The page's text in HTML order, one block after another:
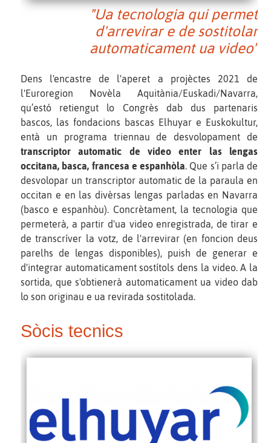
"Ua tecnologia qui permet
d'arrevirar e de sostitolar
automaticament ua video"
Dens l'encastre de l'aperet a projèctes 2021 de
l'Euroregion Novèla Aquitània/Euskadi/Navarra,
qu’estó retiengut lo Congrès dab dus partenaris
bascos, las fondacions bascas Elhuyar e Euskokultur,
entà un programa triennau de desvolopament de
transcriptor automatic de video enter las lengas
occitana, basca, francesa e espanhòla. Que s’i parla de
desvolopar un transcriptor automatic de la paraula en
occitan e en las divèrsas lengas parladas en Navarra
(basco e espanhòu). Concrètament, la tecnologia que
permeterà, a partir d'ua video enregistrada, de tirar e
de transcríver la votz, de l'arrevirar (en foncion deus
parelhs de lengas disponibles), puish de generar e
d'integrar automaticament sostítols dens la video. A la
sortida, que s'obtienerà automaticament ua video dab
lo son originau e ua revirada sostitolada.
Sòcis tecnics